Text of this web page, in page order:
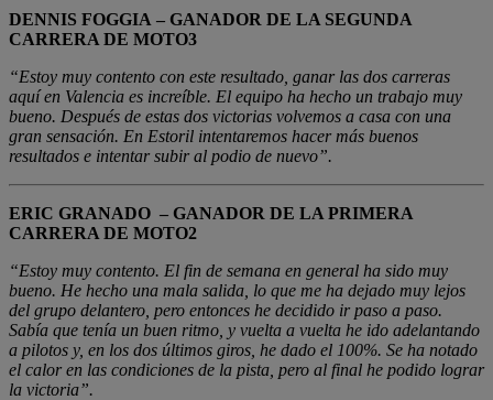
DENNIS FOGGIA – GANADOR DE LA SEGUNDA
CARRERA DE MOTO3
“Estoy muy contento con este resultado, ganar las dos carreras
aquí en Valencia es increíble. El equipo ha hecho un trabajo muy
bueno. Después de estas dos victorias volvemos a casa con una
gran sensación. En Estoril intentaremos hacer más buenos
resultados e intentar subir al podio de nuevo”.
ERIC GRANADO – GANADOR DE LA PRIMERA
CARRERA DE MOTO2
“Estoy muy contento. El fin de semana en general ha sido muy
bueno. He hecho una mala salida, lo que me ha dejado muy lejos
del grupo delantero, pero entonces he decidido ir paso a paso.
Sabía que tenía un buen ritmo, y vuelta a vuelta he ido adelantando
a pilotos y, en los dos últimos giros, he dado el 100%. Se ha notado
el calor en las condiciones de la pista, pero al final he podido lograr
la victoria”.